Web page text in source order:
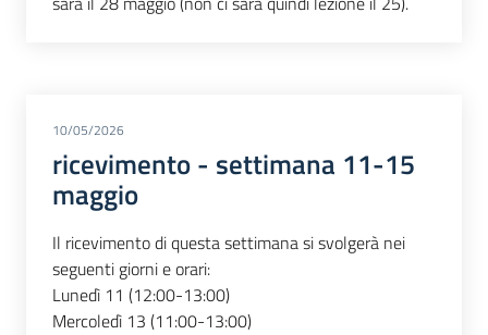
10/05/2026
ricevimento - settimana 11-15
maggio
Il ricevimento di questa settimana si svolgerà nei
seguenti giorni e orari:
Lunedì 11 (12:00-13:00)
Mercoledì 13 (11:00-13:00)